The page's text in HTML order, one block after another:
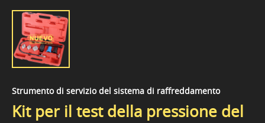
Strumento di servizio del sistema di raffreddamento
Kit per il test della pressione del